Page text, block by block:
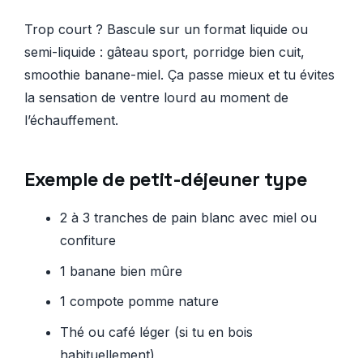
Trop court ? Bascule sur un format liquide ou
semi-liquide : gâteau sport, porridge bien cuit,
smoothie banane-miel. Ça passe mieux et tu évites
la sensation de ventre lourd au moment de
l’échauffement.
Exemple de petit-déjeuner type
2 à 3 tranches de pain blanc avec miel ou
confiture
1 banane bien mûre
1 compote pomme nature
Thé ou café léger (si tu en bois
habituellement)